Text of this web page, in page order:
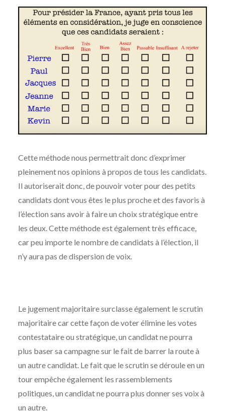
Cette méthode nous permettrait donc d’exprimer
pleinement nos opinions à propos de tous les candidats.
Il autoriserait donc, de pouvoir voter pour des petits
candidats dont vous êtes le plus proche et des favoris à
l’élection sans avoir à faire un choix stratégique entre
les deux. Cette méthode est également très efficace,
car peu importe le nombre de candidats à l’élection, il
n’y aura pas de dispersion de voix.
Le jugement majoritaire surclasse également le scrutin
majoritaire car cette façon de voter élimine les votes
contestataire ou stratégique, un candidat ne pourra
plus baser sa campagne sur le fait de barrer la route à
un autre candidat. Le fait que le scrutin se déroule en un
tour empêche également les rassemblements
politiques, un candidat ne pourra plus donner ses voix à
un autre.